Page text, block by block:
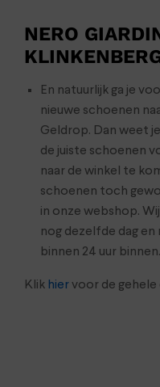
NERO
En natuurlijk ga je
nieuwe schoenen
Geldrop. Dan weet
de juiste schoenen
naar de winkel te
schoenen toch
in onze webshop.
nog dezelfde dag
binnen 24 uur binnen.
Klik hiervoor de gehele